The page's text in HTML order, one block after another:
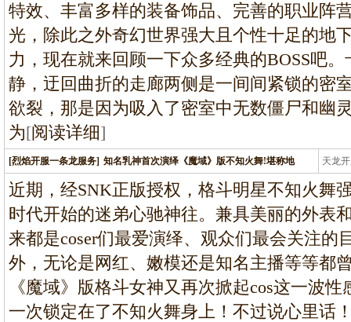
特效、丰富多样的装备饰品、完善的职业阵
光，除此之外奇幻世界强大且个性十足的地
力，现在就来回顾一下众多经典的BOSS吧
静，迂回曲折的走廊两侧是一间间紧锁的密
欲裂，那是因为吸入了密室中无数僵尸和幽
为[阅读详细]
[烈焰开服一条龙服务] 知名乳神首次演绎《魔域》版不知火舞!堪称地 天龙
龙
近期，经SNK正版授权，格斗明星不知火舞
时代开始的迷弟心驰神往。兼具美丽的外表
来都是coser们最爱演绎、观众们最会关注的
外，无论是网红、嫩模还是知名主播等等都
《魔域》版格斗女神又再次掀起cos这一波
一次锁定在了不知火舞身上！不过说心里话